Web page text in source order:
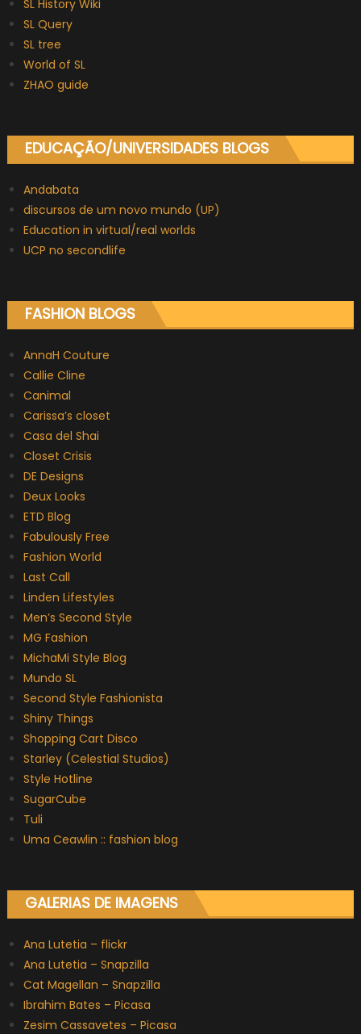
SL History Wiki
SL Query
SL tree
World of SL
ZHAO guide
EDUCAÇÃO/UNIVERSIDADES BLOGS
Andabata
discursos de um novo mundo (UP)
Education in virtual/real worlds
UCP no secondlife
FASHION BLOGS
AnnaH Couture
Callie Cline
Canimal
Carissa’s closet
Casa del Shai
Closet Crisis
DE Designs
Deux Looks
ETD Blog
Fabulously Free
Fashion World
Last Call
Linden Lifestyles
Men’s Second Style
MG Fashion
MichaMi Style Blog
Mundo SL
Second Style Fashionista
Shiny Things
Shopping Cart Disco
Starley (Celestial Studios)
Style Hotline
SugarCube
Tuli
Uma Ceawlin :: fashion blog
GALERIAS DE IMAGENS
Ana Lutetia – flickr
Ana Lutetia – Snapzilla
Cat Magellan – Snapzilla
Ibrahim Bates – Picasa
Zesim Cassavetes – Picasa